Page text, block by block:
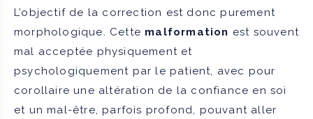
L’objectif de la correction est donc purement
morphologique. Cette malformation est souvent
mal acceptée physiquement et
psychologiquement par le patient, avec pour
corollaire une altération de la confiance en soi
et un mal-être, parfois profond, pouvant aller